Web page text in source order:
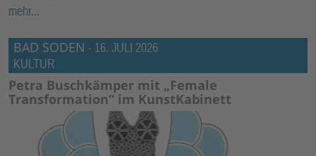
mehr...
BAD SODEN - 16. JULI 2026
KULTUR
Petra Buschkämper mit „Female
Transformation“ im KunstKabinett